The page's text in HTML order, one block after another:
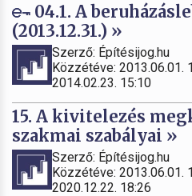
04.1. A
(2013.12.31.) »
Szerző: Építésijog.hu
Közzétéve: 2013.06.01.
2014.02.23. 15:10
15. A kivitelezés
szakmai szabályai »
Szerző: Építésijog.hu
Közzétéve: 2013.06.01.
2020.12.22. 18:26